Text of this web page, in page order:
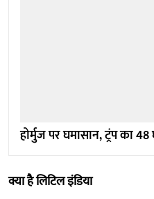
होर्मुज पर घमासान, ट्रंप का
क्या है लिटिल इंडिया